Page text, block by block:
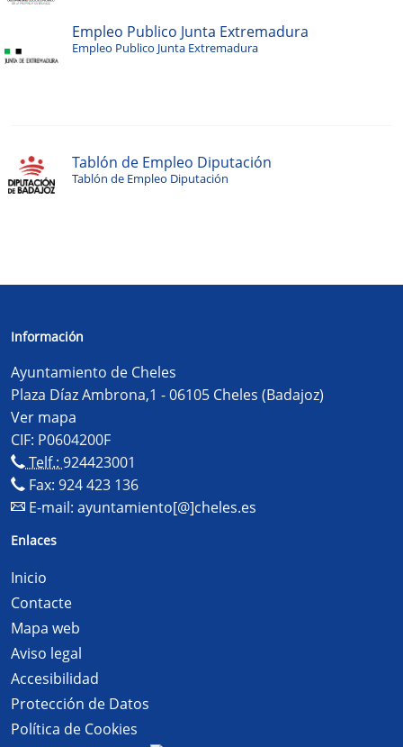
Empleo Publico Junta Extremadura
Empleo Publico Junta Extremadura
Tablón de Empleo Diputación
Tablón de Empleo Diputación
Información
Ayuntamiento de Cheles
Plaza Díaz Ambrona,1 - 06105 Cheles (Badajoz)
Ver mapa
CIF: P0604200F
Telf.: 924423001
Fax: 924 423 136
E-mail: ayuntamiento[@]cheles.es
Enlaces
Inicio
Contacte
Mapa web
Aviso legal
Accesibilidad
Protección de Datos
Política de Cookies